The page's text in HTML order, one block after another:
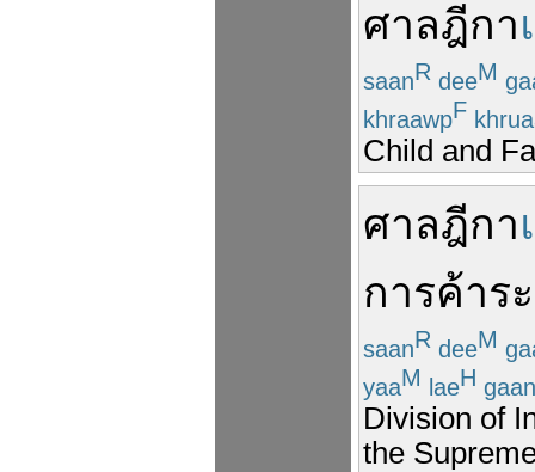
ศาลฎีกา
saanR deeM
khraawpF
Child and
ศาลฎีกา
การค้าร
saanR deeM
yaaM laeH gaan
Division of
the